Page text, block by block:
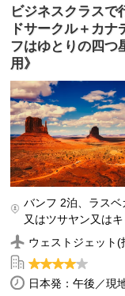
ビジネスクラスで
ドサークル＋カ
フはゆとりの四つ
用》
バンフ 2泊、ラス
又はツサヤン又は
ウェストジェット(
日本発：午後／現